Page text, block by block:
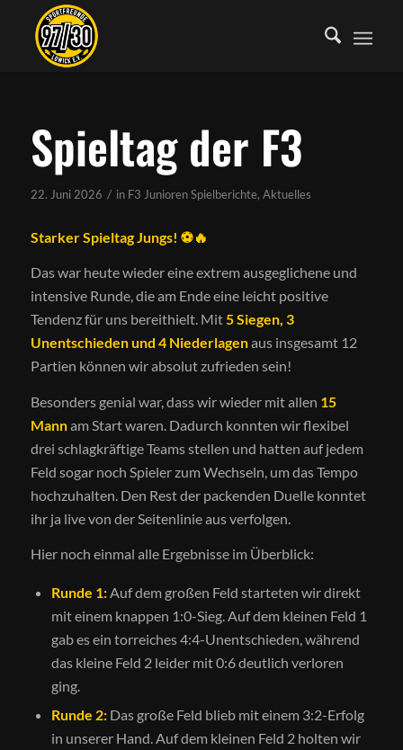
Spieltag der F3
22. Juni 2026 / in F3 Junioren Spielberichte, Aktuelles
Starker Spieltag Jungs! ⚽🔥
Das war heute wieder eine extrem ausgeglichene und
intensive Runde, die am Ende eine leicht positive
Tendenz für uns bereithielt. Mit5 Siegen, 3
Unentschieden und 4 Niederlagenaus insgesamt 12
Partien können wir absolut zufrieden sein!
Besonders genial war, dass wir wieder mit allen 15
Mannam Start waren. Dadurch konnten wir flexibel
drei schlagkräftige Teams stellen und hatten auf jedem
Feld sogar noch Spieler zum Wechseln, um das Tempo
hochzuhalten. Den Rest der packenden Duelle konntet
ihr ja live von der Seitenlinie aus verfolgen.
Hier noch einmal alle Ergebnisse im Überblick:
Runde 1:Auf dem großen Feld starteten wir direkt
mit einem knappen 1:0-Sieg. Auf dem kleinen Feld 1
gab es ein torreiches 4:4-Unentschieden, während
das kleine Feld 2 leider mit 0:6 deutlich verloren
ging.
Runde 2:Das große Feld blieb mit einem 3:2-Erfolg
in unserer Hand. Auf dem kleinen Feld 2 holten wir